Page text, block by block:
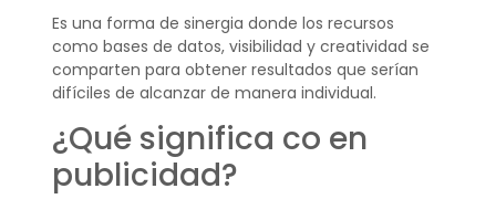
Es una forma de sinergia donde los recursos
como bases de datos, visibilidad y creatividad se
comparten para obtener resultados que serían
difíciles de alcanzar de manera individual.
¿Qué significa co en
publicidad?